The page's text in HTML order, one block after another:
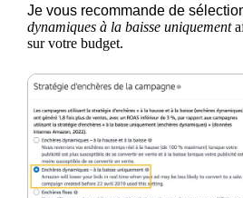
Je vous recommande de
dynamiques à la baisse uniquement
sur votre budget.